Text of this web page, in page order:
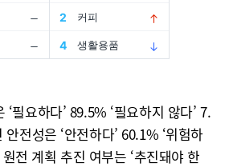
필요하다’ 89.5% ‘필요하지 않다’ 7.
전성은 ‘안전하다’ 60.1% ‘위험하
전 계획 추진 여부는 ‘추진돼야 한